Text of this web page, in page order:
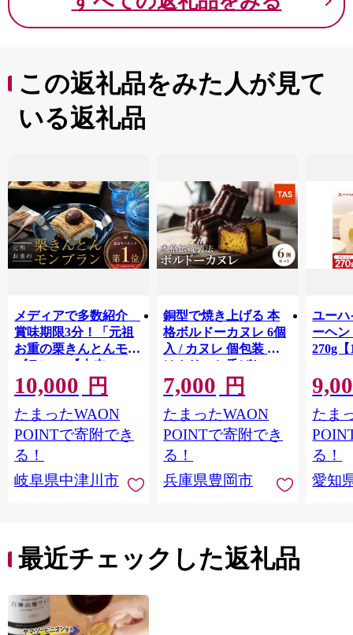
知恵が引き継がれています。
ふるさと納税を通じて、藤里町に少しでも心を寄せてい
この返礼品をみた人が見て
いる返礼品
メディアで多数紹介
賞味期限3分！「元祖
お重の栗きんとんモン
ブラン」 【未来のご
褒美】スイーツ 栗 モ
ンブラン くりきんと
ん デザート ご褒美 お
取り寄せ くり お菓子
10,000 円
たまったWAON
POINTで寄附でき
る！
岐阜県中津川市
銅型で焼き上げる 本
格ボルドーカヌレ 6個
入 / カヌレ 個包装 外
はカリッと香ばしい
中はもっちり ラム酒
バニラ お取り寄せ ス
イーツ 焼き菓子 詰め
合わせ ホワイトデー
お返し 冷凍 手作り 化
粧箱入り ギフト TAS
BAKE
7,000 円
たまったWAON
POINTで寄附でき
る！
兵庫県豊岡市
ユーハ
ーヘ
270g【
たま
る！
愛知
最近チェックした返礼品